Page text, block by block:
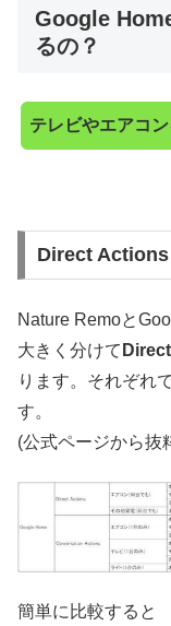
Google
るの？
テレビやエアコ
Direct
Nature Remoと
大きく分けて
ります。それぞれ
す。
(公式ページから抜
簡単に比較すると